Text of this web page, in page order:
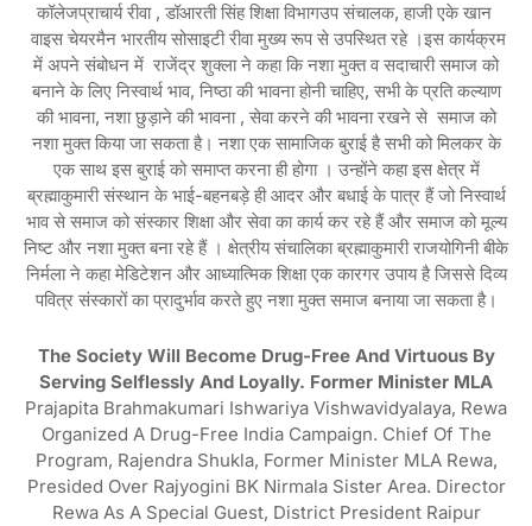
कॉलेजप्राचार्य रीवा , डॉआरती सिंह शिक्षा विभागउप संचालक, हाजी एके खान
वाइस चेयरमैन भारतीय सोसाइटी रीवा मुख्य रूप से उपस्थित रहे ।इस कार्यक्रम
में अपने संबोधन में राजेंद्र शुक्ला ने कहा कि नशा मुक्त व सदाचारी समाज को
बनाने के लिए निस्वार्थ भाव, निष्ठा की भावना होनी चाहिए, सभी के प्रति कल्याण
की भावना, नशा छुड़ाने की भावना , सेवा करने की भावना रखने से समाज को
नशा मुक्त किया जा सकता है। नशा एक सामाजिक बुराई है सभी को मिलकर के
एक साथ इस बुराई को समाप्त करना ही होगा । उन्होंने कहा इस क्षेत्र में
ब्रह्माकुमारी संस्थान के भाई-बहनबड़े ही आदर और बधाई के पात्र हैं जो निस्वार्थ
भाव से समाज को संस्कार शिक्षा और सेवा का कार्य कर रहे हैं और समाज को मूल्य
निष्ट और नशा मुक्त बना रहे हैं । क्षेत्रीय संचालिका ब्रह्माकुमारी राजयोगिनी बीके
निर्मला ने कहा मेडिटेशन और आध्यात्मिक शिक्षा एक कारगर उपाय है जिससे दिव्य
पवित्र संस्कारों का प्रादुर्भाव करते हुए नशा मुक्त समाज बनाया जा सकता है।
The Society Will Become Drug-Free And Virtuous By
Serving Selflessly And Loyally. Former Minister MLA
Prajapita Brahmakumari Ishwariya Vishwavidyalaya, Rewa
Organized A Drug-Free India Campaign. Chief Of The
Program, Rajendra Shukla, Former Minister MLA Rewa,
Presided Over Rajyogini BK Nirmala Sister Area. Director
Rewa As A Special Guest, District President Raipur